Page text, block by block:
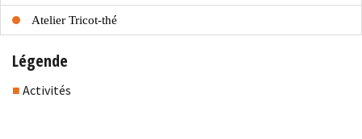
Légende
■ Activités